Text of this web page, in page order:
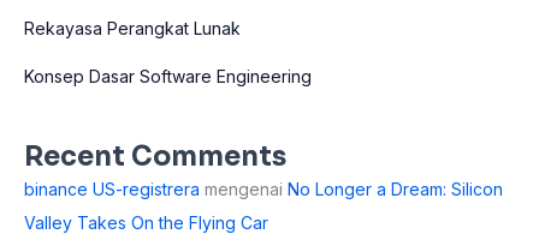
Rekayasa Perangkat Lunak
Konsep Dasar Software Engineering
Recent Comments
binance US-registrera mengenai No Longer a Dream: Silicon
Valley Takes On the Flying Car